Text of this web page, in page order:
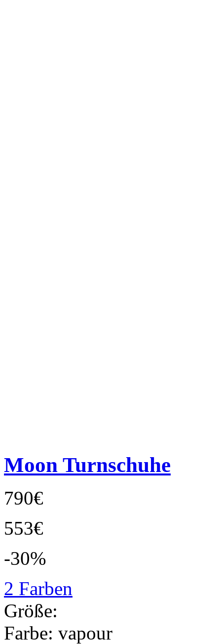
Moon Turnschuhe
790€
553€
-30%
2 Farben
Größe:
Farbe: vapour